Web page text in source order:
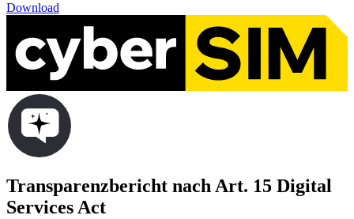
Download
Transparenzbericht nach Art. 15 Digital
Services Act